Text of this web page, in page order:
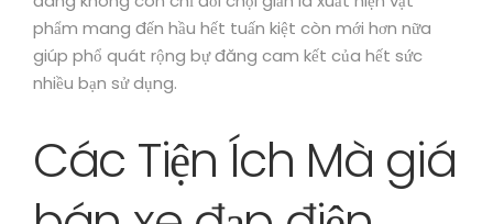
phẩm mang đến hầu hết tuấn kiệt còn mới hơn nữa
giúp phổ quát rộng bự đăng cam kết của hết sức
nhiều bạn sử dụng.
Các Tiện Ích Mà giá